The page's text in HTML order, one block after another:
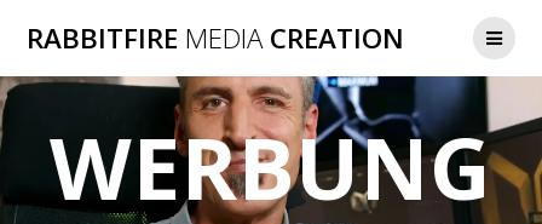
Inhalt
RABBITFIRE MEDIACREATION
WERBUNG